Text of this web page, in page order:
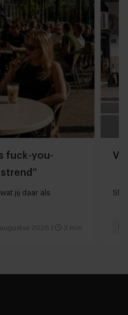
fuck-you-
jij daar als
augustus 2026 3 min